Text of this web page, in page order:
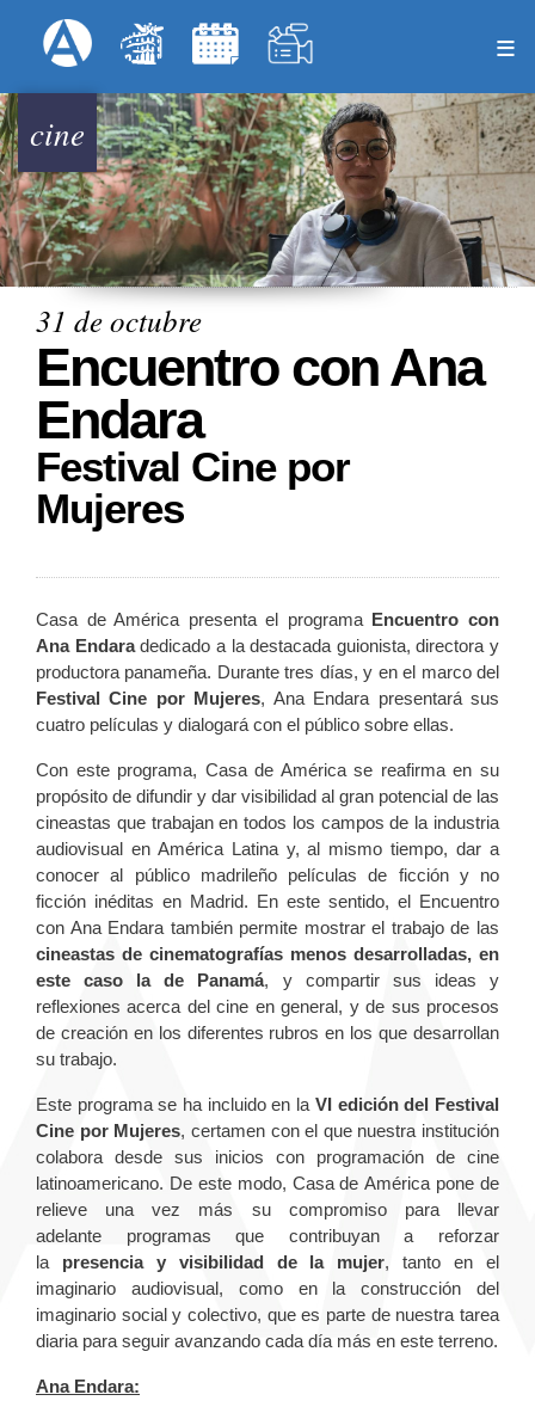
al
principal
Menú Superior
cine
31 de octubre
Encuentro con Ana
Endara
Festival Cine por
Mujeres
Casa de América presenta el programa Encuentro con
Ana Endaradedicado a la destacada guionista, directora y
productora panameña. Durante tres días, y en el marco del
Festival Cine por Mujeres, Ana Endara presentará sus
cuatro películas y dialogará con el público sobre ellas.
Con este programa, Casa de América se reafirma en su
propósito de difundir y dar visibilidad al gran potencial de las
cineastas que trabajan en todos los campos de la industria
audiovisual en América Latina y, al mismo tiempo, dar a
conocer al público madrileño películas de ficción y no
ficción inéditas en Madrid. En este sentido, el Encuentro
con Ana Endara también permite mostrar el trabajo de las
cineastas de cinematografías menos desarrolladas, en
este caso la de Panamá, y compartir sus ideas y
reflexiones acerca del cine en general, y de sus procesos
de creación en los diferentes rubros en los que desarrollan
su trabajo.
Este programa se ha incluido en la VI edición del Festival
Cine por Mujeres, certamen con el que nuestra institución
colabora desde sus inicios con programación de cine
latinoamericano. De este modo, Casa de América pone de
relieve una vez más su compromiso para llevar
adelante programas que contribuyan a reforzar
la presencia y visibilidad de la mujer, tanto en el
imaginario audiovisual, como en la construcción del
imaginario social y colectivo, que es parte de nuestra tarea
diaria para seguir avanzando cada día más en este terreno.
Ana Endara: